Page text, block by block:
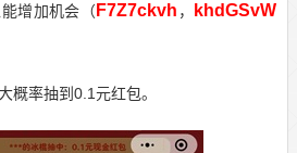
增加机会（ F7Z7ckvh ，
khdGSvW
概率抽到0.1元红包。